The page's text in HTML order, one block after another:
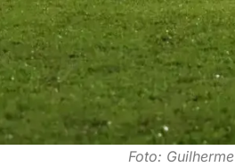
Foto: